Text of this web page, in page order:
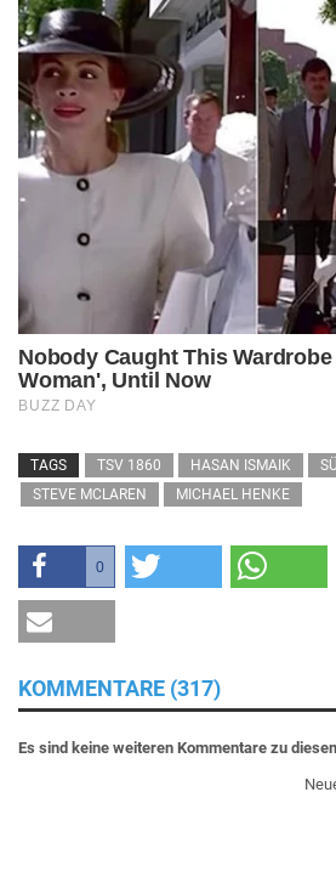
TAGS TSV 1860 HASAN ISMAIK
STEVE MCLAREN
MICHAEL HENKE
0
KOMMENTARE (317)
Es sind keine weiteren Kommentare zu